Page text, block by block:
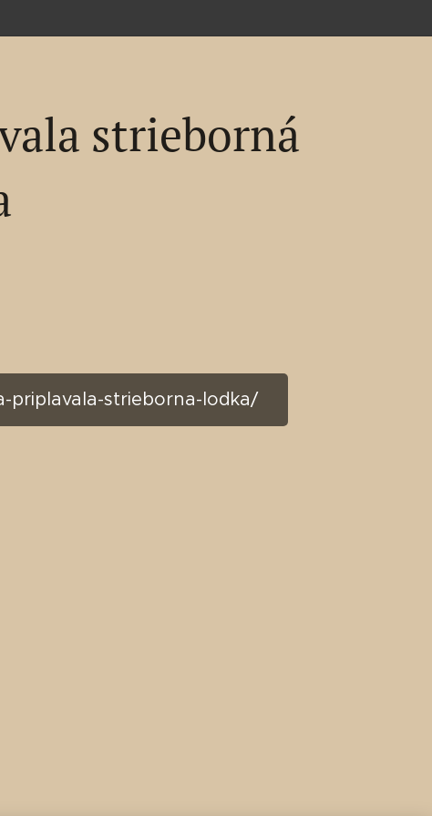
strieborná
priplavala-strieborna-lodka/